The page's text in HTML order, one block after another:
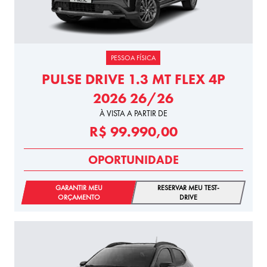
PESSOA FÍSICA
PULSE DRIVE 1.3 MT FLEX 4P
2026 26/26
À VISTA A PARTIR DE
R$ 99.990,00
OPORTUNIDADE
GARANTIR MEU
ORÇAMENTO
RESERVAR MEU TEST-
DRIVE